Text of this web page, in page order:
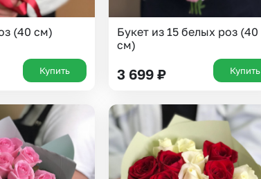
(40 см)
Купить
Букет из 15 белых роз (40
см)
3 699 ₽ Купить